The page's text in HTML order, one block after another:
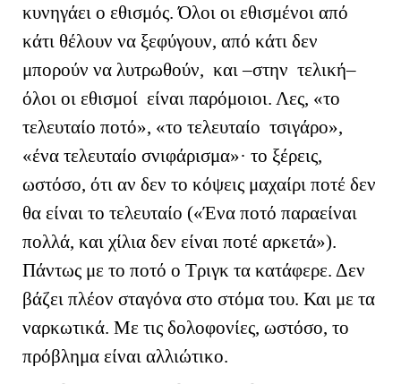
κυνηγάει ο εθισμός. Όλοι οι εθισμένοι από
κάτι θέλουν να ξεφύγουν, από κάτι δεν
μπορούν να λυτρωθούν, και –στην τελική–
όλοι οι εθισμοί είναι παρόμοιοι. Λες, «το
τελευταίο ποτό», «το τελευταίο τσιγάρο»,
«ένα τελευταίο σνιφάρισμα»· το ξέρεις,
ωστόσο, ότι αν δεν το κόψεις μαχαίρι ποτέ δεν
θα είναι το τελευταίο («Ένα ποτό παραείναι
πολλά, και χίλια δεν είναι ποτέ αρκετά»).
Πάντως με το ποτό ο Τριγκ τα κατάφερε. Δεν
βάζει πλέον σταγόνα στο στόμα του. Και με τα
ναρκωτικά. Με τις δολοφονίες, ωστόσο, το
πρόβλημα είναι αλλιώτικο.